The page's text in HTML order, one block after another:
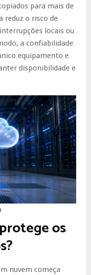
para mais de
reduz o risco de
locais ou
a confiabilidade
equipamento e
disponibilidade e
os
nuvem começa